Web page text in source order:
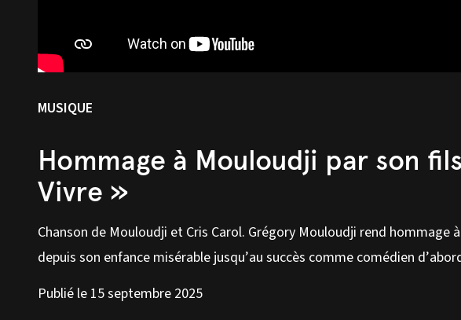
MUSIQUE
Hommage à Mouloudji par son
Vivre »
Chanson de Mouloudji et Cris Carol. Grégory Mouloudji rend hommage
depuis son enfance misérable jusqu’au succès comme comédien
Publié le 15 septembre 2025